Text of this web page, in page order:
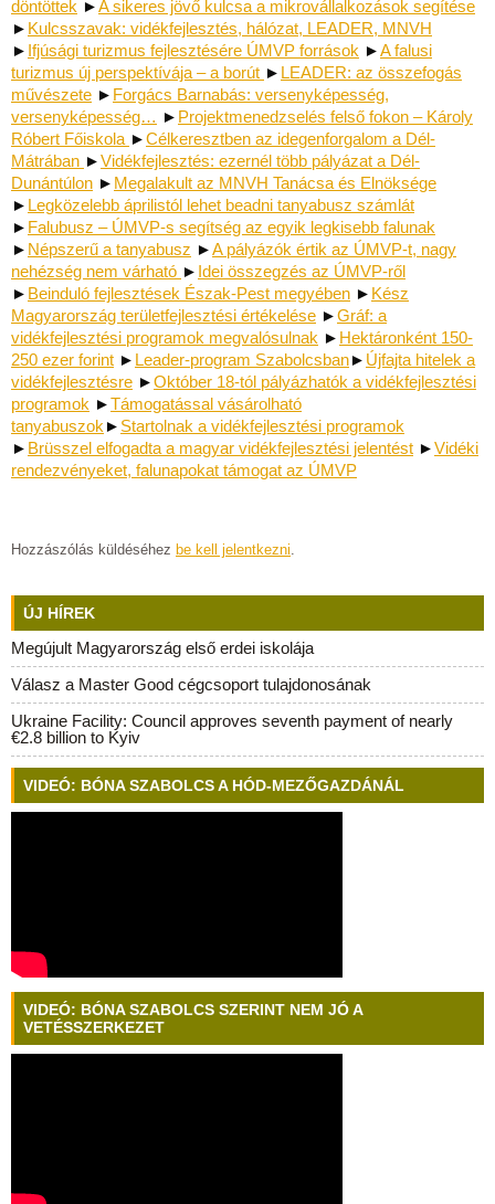
döntöttek ►A sikeres jövő kulcsa a mikrovállalkozások segítése
► Kulcsszavak: vidékfejlesztés, hálózat, LEADER, MNVH
► Ifjúsági turizmus fejlesztésére ÚMVP források ►A falusi
turizmus új perspektívája – a borút ► LEADER: az összefogás
művészete ► Forgács Barnabás: versenyképesség,
versenyképesség… ► Projektmenedzselés felső fokon – Károly
Róbert Főiskola ►Célkeresztben az idegenforgalom a Dél-
Mátrában ►Vidékfejlesztés: ezernél több pályázat a Dél-
Dunántúlon ► Megalakult az MNVH Tanácsa és Elnöksége
► Legközelebb áprilistól lehet beadni tanyabusz számlát
► Falubusz – ÚMVP-s segítség az egyik legkisebb falunak
► Népszerű a tanyabusz ►A pályázók értik az ÚMVP-t, nagy
nehézség nem várható ► Idei összegzés az ÚMVP-ről
► Beinduló fejlesztések Észak-Pest megyében ► Kész
Magyarország területfejlesztési értékelése ►Gráf: a
vidékfejlesztési programok megvalósulnak ► Hektáronként 150-
250 ezer forint ► Leader-program Szabolcsban► Újfajta hitelek a
vidékfejlesztésre ►Október 18-tól pályázhatók a vidékfejlesztési
programok ►Támogatással vásárolható
tanyabuszok ► Startolnak a vidékfejlesztési programok
► Brüsszel elfogadta a magyar vidékfejlesztési jelentést ►Vidéki
rendezvényeket, falunapokat támogat az ÚMVP
Hozzászólás küldéséhez be kell jelentkezni.
ÚJ HÍREK
Megújult Magyarország első erdei iskolája
Válasz a Master Good cégcsoport tulajdonosának
Ukraine Facility: Council approves seventh payment of nearly
€2.8 billion to Kyiv
VIDEÓ: BÓNA SZABOLCS A HÓD-MEZŐGAZDÁNÁL
VIDEÓ: BÓNA SZABOLCS SZERINT NEM JÓ A
VETÉSSZERKEZET